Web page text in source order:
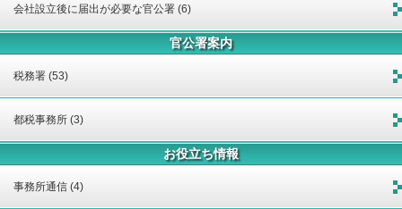
会社設立後に届出が必要な官公署 (6)
官公署案内
税務署 (53)
都税事務所 (3)
お役立ち情報
事務所通信 (4)